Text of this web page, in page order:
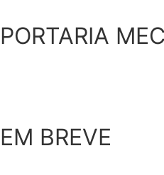
PORTARIA
EM BREVE